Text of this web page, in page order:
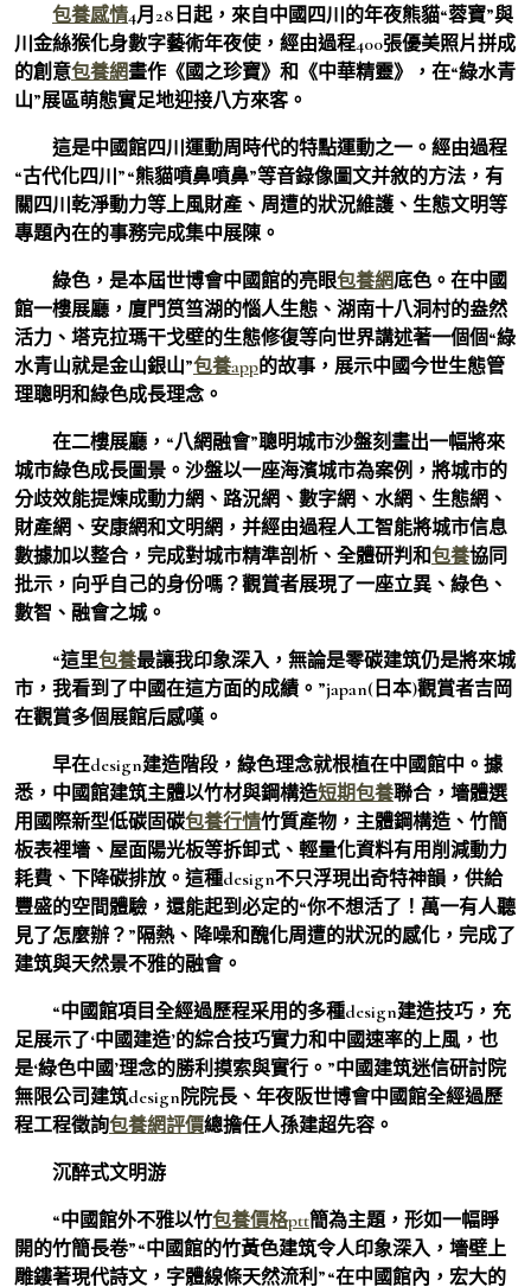
包養感情4月28日起，來自中國四川的年夜熊貓“蓉寶”與
川金絲猴化身數字藝術年夜使，經由過程400張優美照片拼成
的創意包養網畫作《國之珍寶》和《中華精靈》，在“綠水青
山”展區萌態實足地迎接八方來客。
這是中國館四川運動周時代的特點運動之一。經由過程
“古代化四川”“熊貓噴鼻噴鼻”等音錄像圖文并敘的方法，有
關四川乾淨動力等上風財產、周遭的狀況維護、生態文明等
專題內在的事務完成集中展陳。
綠色，是本屆世博會中國館的亮眼包養網底色。在中國
館一樓展廳，廈門筼筜湖的惱人生態、湖南十八洞村的盎然
活力、塔克拉瑪干戈壁的生態修復等向世界講述著一個個“綠
水青山就是金山銀山”包養app的故事，展示中國今世生態管
理聰明和綠色成長理念。
在二樓展廳，“八網融會”聰明城市沙盤刻畫出一幅將來
城市綠色成長圖景。沙盤以一座海濱城市為案例，將城市的
分歧效能提煉成動力網、路況網、數字網、水網、生態網、
財產網、安康網和文明網，并經由過程人工智能將城市信息
數據加以整合，完成對城市精準剖析、全體研判和包養協同
批示，向乎自己的身份嗎？觀賞者展現了一座立異、綠色、
數智、融會之城。
“這里包養最讓我印象深入，無論是零碳建筑仍是將來城
市，我看到了中國在這方面的成績。”japan(日本)觀賞者吉岡
在觀賞多個展館后感嘆。
早在design建造階段，綠色理念就根植在中國館中。據
悉，中國館建筑主體以竹材與鋼構造短期包養聯合，墻體選
用國際新型低碳固碳包養行情竹質產物，主體鋼構造、竹簡
板表裡墻、屋面陽光板等拆卸式、輕量化資料有用削減動力
耗費、下降碳排放。這種design不只浮現出奇特神韻，供給
豐盛的空間體驗，還能起到必定的“你不想活了！萬一有人聽
見了怎麼辦？”隔熱、降噪和醜化周遭的狀況的感化，完成了
建筑與天然景不雅的融會。
“中國館項目全經過歷程采用的多種design建造技巧，充
足展示了‘中國建造’的綜合技巧實力和中國速率的上風，也
是‘綠色中國’理念的勝利摸索與實行。”中國建筑迷信研討院
無限公司建筑design院院長、年夜阪世博會中國館全經過歷
程工程徵詢包養網評價總擔任人孫建超先容。
沉醉式文明游
“中國館外不雅以竹包養價格ptt簡為主題，形如一幅睜
開的竹簡長卷”“中國館的竹黃色建筑令人印象深入，墻壁上
雕鏤著現代詩文，字體線條天然流利”“在中國館內，宏大的